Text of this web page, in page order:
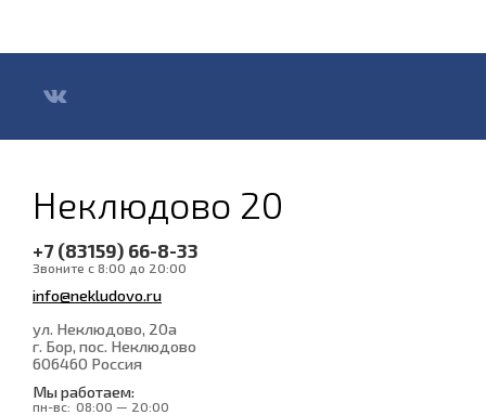
Неклюдово 20
+7 (83159) 66-8-33
Звоните с 8:00 до 20:00
info@nekludovo.ru
ул. Неклюдово, 20а
г. Бор, пос. Неклюдово
606460 Россия
Мы работаем:
пн-вс: 08:00 — 20:00